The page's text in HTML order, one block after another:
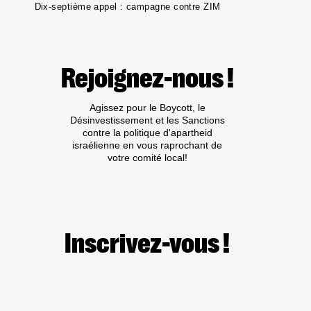
Dix-septième appel : campagne contre ZIM
Rejoignez-nous !
Agissez pour le Boycott, le
Désinvestissement et les Sanctions
contre la politique d'apartheid
israélienne en vous raprochant de
votre comité local!
Inscrivez-vous !